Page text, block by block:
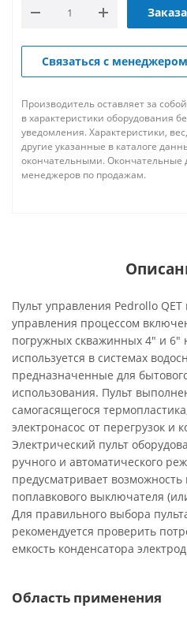
Связаться с менеджером
Производитель оставляет за
в характеристики оборудования
уведомления. Характеристики,
другие указанные в каталоге
окончательными. Окончательные
менеджеров по продажам.
Пульт управления Pedrollo
управления процессом
погружных скважинных 4" и 6"
используется в системах
предназначенные для
использования. Пульт
самогасящегося
электронасос от перегрузок и
Электрический пульт
ручного и автоматического
предусматривает
поплавкового выключателя
Для правильного выбора
рекомендуется проверить
емкость конденсатора
Область применения